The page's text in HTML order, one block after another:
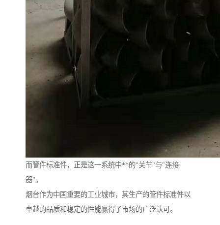
而管件标准件，正是这一系统中**的"关节"与"连接
器"。
烟台作为中国重要的工业城市，其生产的管件标准件以
卓越的品质和稳定的性能赢得了市场的广泛认可。